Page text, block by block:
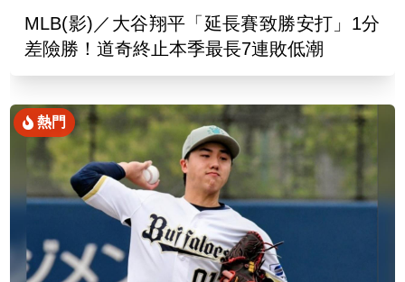
MLB(影)／大谷翔平「延長賽致勝安打」1分
差險勝！道奇終止本季最長7連敗低潮
熱門